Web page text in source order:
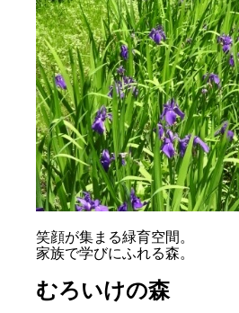
笑顔が集まる緑育空間。
家族で学びにふれる森。
むろいけの森